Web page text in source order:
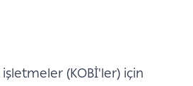
(KOBİ'ler) için